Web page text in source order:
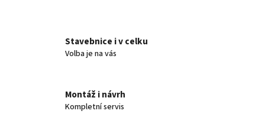
Stavebnice i v celku
Volba je na vás
Montáž i návrh
Kompletní servis